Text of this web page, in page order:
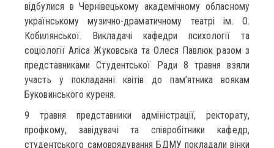
відбулися в Чернівецькому академічному обласному
українському музично-драматичному театрі ім. О.
Кобилянської. Викладачі кафедри психології та
соціології Аліса Жуковська та Олеся Павлюк разом з
представниками Студентської Ради 8 травня взяли
участь у покладанні квітів до пам’ятника воякам
Буковинського куреня.
9 травня представники адміністрації, ректорату,
профкому, завідувачі та співробітники кафедр,
студентського самоврядування БДМУ покладали вінки